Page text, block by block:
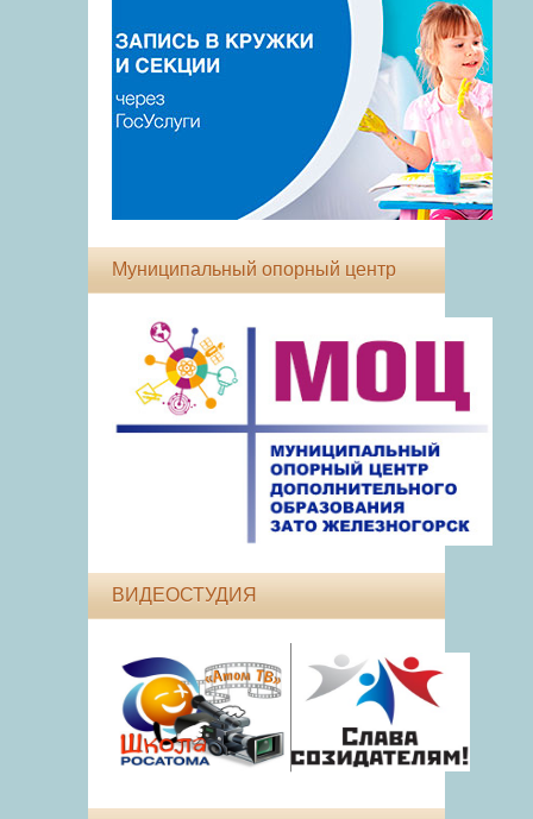
Муниципальный опорный центр
ВИДЕОСТУДИЯ